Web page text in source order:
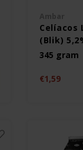
Celíacos
(Blik)
Glutenvrij
345 gram
€1,59